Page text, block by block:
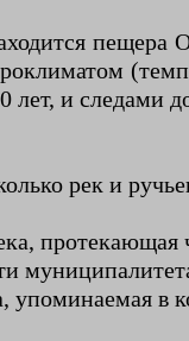
лет, и следами
рек и
протекающая
в